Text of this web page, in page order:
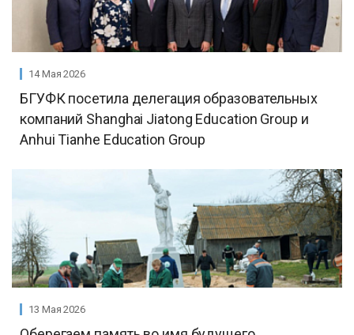
14 Мая 2026
БГУФК посетила делегация образовательных
компаний Shanghai Jiatong Education Group и
Anhui Tianhe Education Group
13 Мая 2026